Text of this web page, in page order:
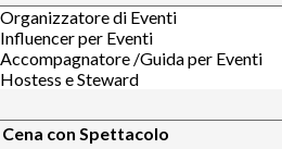
Organizzatore di Eventi
Influencer per Eventi
Accompagnatore /Guida per Eventi
Hostess e Steward
Cena con Spettacolo